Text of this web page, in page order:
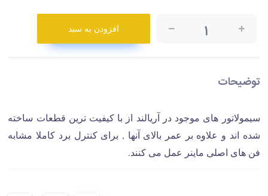
۱ افزودن به سبد
توضیحات
سیمولاتور های موجود در آریالند از با کیفیت ترین قطعات ساخته
شده اند و علاوه بر عمر بالای آنها , برای کنترل برد کاملا مشابه
فن های اصلی ماینر عمل می کنند.